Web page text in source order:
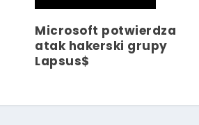
Microsoft potwierdza
atak hakerski grupy
Lapsus$